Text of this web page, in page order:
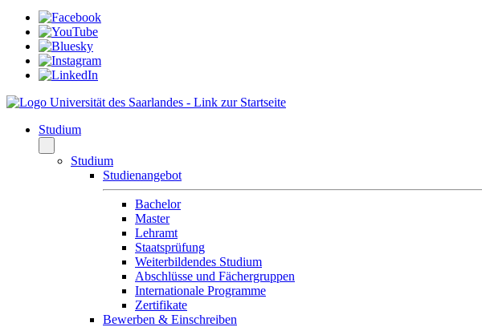
Studium
Studium
Studienangebot
Bachelor
Master
Lehramt
Staatsprüfung
Weiterbildendes Studium
Abschlüsse und Fächergruppen
Internationale Programme
Zertifikate
Bewerben & Einschreiben